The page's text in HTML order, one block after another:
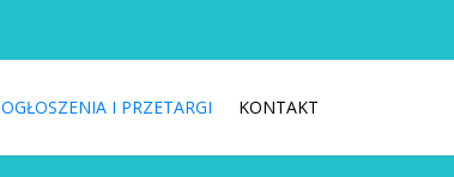
OGŁOSZENIA I PRZETARGI KONTAKT